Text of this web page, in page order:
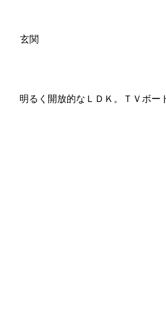
玄関
明るく開放的なＬＤＫ。ＴＶボー